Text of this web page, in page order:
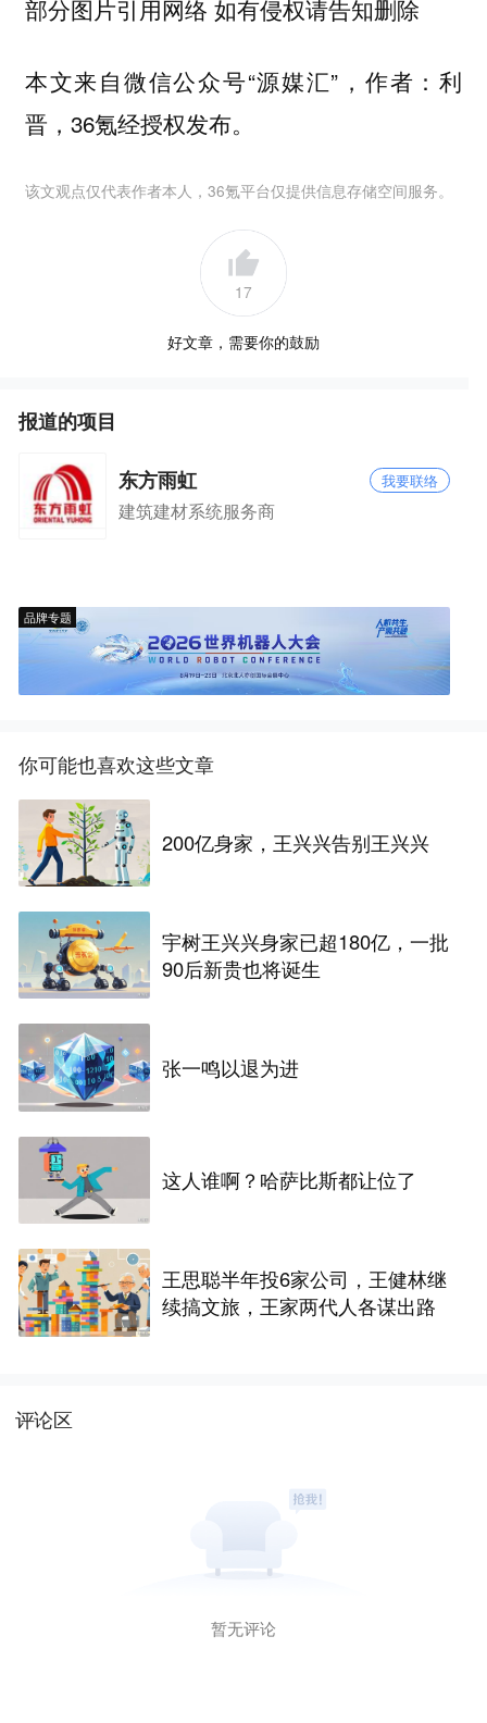
部分图片引用网络 如有侵权请告知删除
本文来自微信公众号“源媒汇”，作者：利
晋，36氪经授权发布。
该文观点仅代表作者本人，36氪平台仅提供信息存储空间服务。
17
好文章，需要你的鼓励
报道的项目
东方雨虹 我要联络
建筑建材系统服务商
品牌专题
你可能也喜欢这些文章
200亿身家，王兴兴告别王兴兴
宇树王兴兴身家已超180亿，一批
90后新贵也将诞生
张一鸣以退为进
这人谁啊？哈萨比斯都让位了
王思聪半年投6家公司，王健林继
续搞文旅，王家两代人各谋出路
评论区
暂无评论